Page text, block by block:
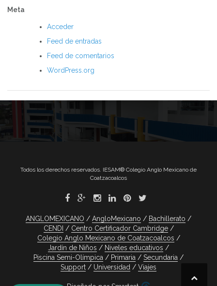
Meta
Acceder
Feed de entradas
Feed de comentarios
WordPress.org
Todos los derechos reservados. IESAM® Colegio Anglo Mexicano de
Coatzacoalcos
ANGLOMEXICANO AngloMexicano
Bachillerato
CENDI
Centro Certificador Cambridge
Colegio Anglo Mexicano de Coatzacoalcos
Jardín de Niños
Niveles educativos
Piscina Semi-Olímpica
Primaria
Secundaria
Support
Universidad Viajes